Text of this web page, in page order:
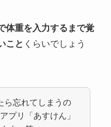
体重を入力するまで覚
こと くらいでしょう
ら忘れてしまうの
プリ「あすけん」